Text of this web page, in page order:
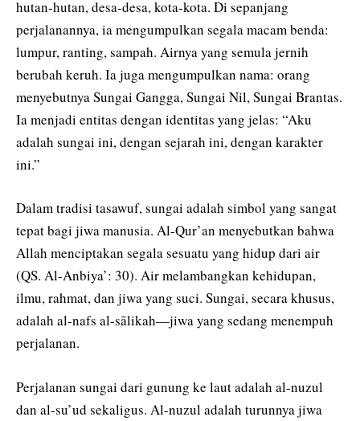
hutan-hutan, desa-desa, kota-kota. Di sepanjang
perjalanannya, ia mengumpulkan segala macam benda:
lumpur, ranting, sampah. Airnya yang semula jernih
berubah keruh. Ia juga mengumpulkan nama: orang
menyebutnya Sungai Gangga, Sungai Nil, Sungai Brantas.
Ia menjadi entitas dengan identitas yang jelas: “Aku
adalah sungai ini, dengan sejarah ini, dengan karakter
ini.”
Dalam tradisi tasawuf, sungai adalah simbol yang sangat
tepat bagi jiwa manusia. Al-Qur’an menyebutkan bahwa
Allah menciptakan segala sesuatu yang hidup dari air
(QS. Al-Anbiya’: 30). Air melambangkan kehidupan,
ilmu, rahmat, dan jiwa yang suci. Sungai, secara khusus,
adalah al-nafs al-sālikah—jiwa yang sedang menempuh
perjalanan.
Perjalanan sungai dari gunung ke laut adalah al-nuzul
dan al-su’ud sekaligus. Al-nuzul adalah turunnya jiwa